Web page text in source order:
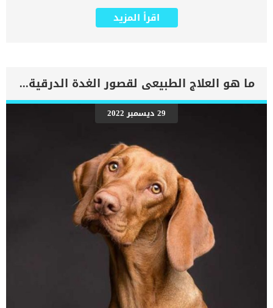
يتعرض لها جميع الكائنات الحية بما فى ذلك الكلاب والقطط. كما ان القلب
يعتبر عضوا رئيسيا فى جسم الكلاب, واى قصور به يعتبر قصور فى باقى
اعراض وعلامات تضخم القلب عند الكلاب فى هذا المقال سنطلعك على
بعض العلامات التي تشير إلى أن كلبك قد اقترب من مرحلة يحتافيها إلى
رعاية المسنين أو قد تفكر في القتل الرحيم. يمكننا اختصار هذه العلامات
على شكل مجموعة من المراحل التى يتدرجها الكلب الى ان يصل الى
النهاية. اهم علامات وفاة الكلاب بسبب قصور القلب الاحتقانى كما ذكرنا
الوفاة. _المرحلة الاولى, تظهر ان الكلب معرض لخطر الإصابة بسرطان
القلب ، ولكن ليس لديه أعراض ولا تغييرات في القلب. _المرحلة
الثانية,يعاني الكلب […]
اقرأ المزيد
ما هو العلاج الطبيعى لقصور الغدة الدرقية عند الكلاب ؟
29 ديسمبر 2022